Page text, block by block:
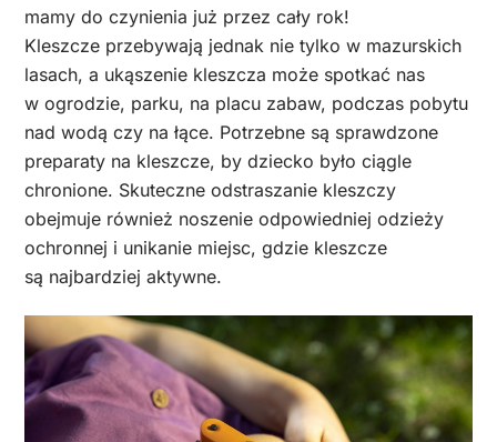
mamy do czynienia już przez cały rok!
Kleszcze przebywają jednak nie tylko w mazurskich
lasach, a ukąszenie kleszcza może spotkać nas
w ogrodzie, parku, na placu zabaw, podczas pobytu
nad wodą czy na łące. Potrzebne są sprawdzone
preparaty na kleszcze, by dziecko było ciągle
chronione. Skuteczne odstraszanie kleszczy
obejmuje również noszenie odpowiedniej odzieży
ochronnej i unikanie miejsc, gdzie kleszcze
są najbardziej aktywne.